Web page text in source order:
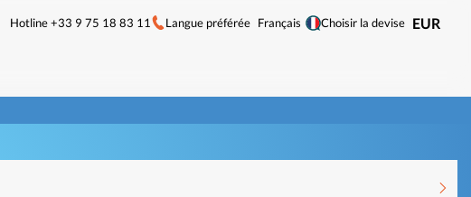
Hotline +33 9 75 18 83 11 Langue préférée Français Choisir la devise EUR